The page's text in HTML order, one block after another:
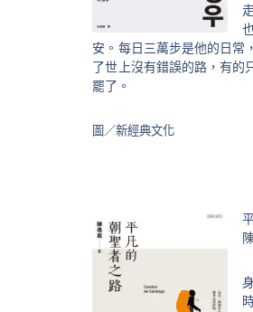
安。每日三萬步是他的日常
了世上沒有錯誤的路，有的
罷了。
圖／新經典文化